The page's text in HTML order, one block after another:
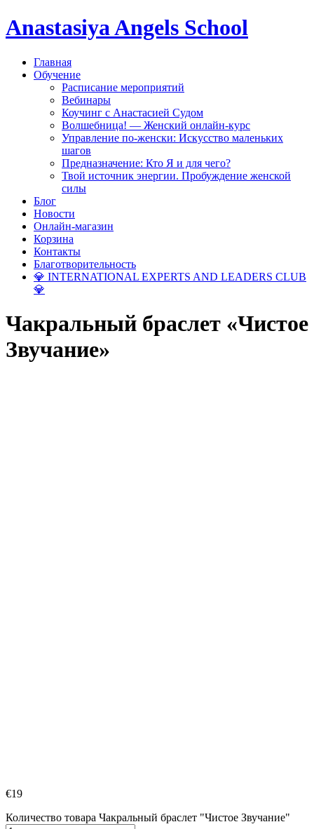
Anastasiya Angels School
Главная
Обучение
Расписание мероприятий
Вебинары
Коучинг с Анастасией Судом
Волшебница! — Женский онлайн-курс
Управление по-женски: Искусство маленьких
шагов
Предназначение: Кто Я и для чего?
Твой источник энергии. Пробуждение женской
силы
Блог
Новости
Онлайн-магазин
Корзина
Контакты
Благотворительность
💎 INTERNATIONAL EXPERTS AND LEADERS CLUB
💎
Чакральный браслет «Чистое
Звучание»
€19
Количество товара Чакральный браслет "Чистое Звучание"